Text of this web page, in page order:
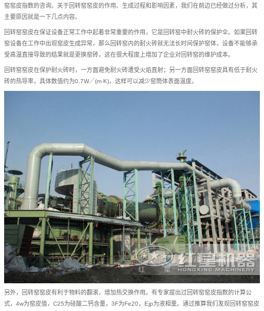
窑窑皮指数的咨询。关于回转窑窑皮的作用、生成过程和影响因素，我们在前边已经做过分析，其
主要原因就是一下几点内容。
回转窑窑皮在保证设备正常工作中起着非常重要的作用，它是回转窑中耐火砖的保护伞。如果回转
窑设备在工作中出现窑皮生成异常，那么回转窑内的耐火砖就无法长时间保护窑体，设备不能够承
受高温直接导致的结果就是更换窑砖，这在很大程度上增加了企业对回转窑的维护成本。
回转窑窑皮在保护耐火砖时，一方面避免耐火砖遭受火焰直射；另一方面回转窑窑皮具有低于耐火
砖的热导率，具体数值约为0.7W／(m·K)，这样可以减少窑筒体表面温度。
另外，回转窑窑皮有利于物料的翻滚，增加热交换作用。有专家提出过回转窑窑皮指数的计算公
式，4w为窑皮值，C25为硅酸二钙含量，3F为Fe20，Ejp为液相量。通过推算我们发现回转窑窑皮